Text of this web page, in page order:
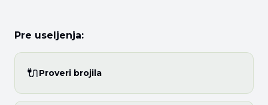
Pre useljenja:
🔌Proveri brojila